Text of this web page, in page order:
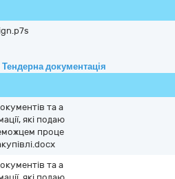
документація
та а
які подаю
проце
та а